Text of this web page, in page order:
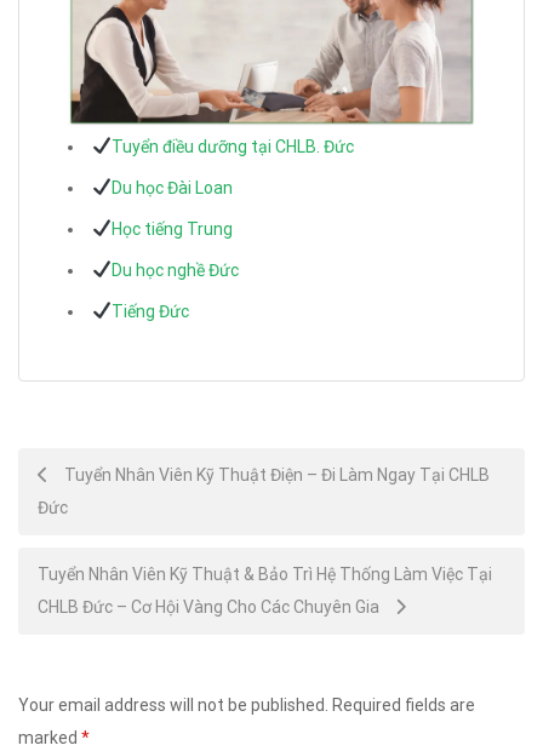
Tuyển điều dưỡng tại CHLB. Đức
Du học Đài Loan
Học tiếng Trung
Du học nghề Đức
Tiếng Đức
Post
navigation
Tuyển Nhân Viên Kỹ Thuật Điện – Đi Làm Ngay Tại CHLB
Đức
Tuyển Nhân Viên Kỹ Thuật & Bảo Trì Hệ Thống Làm Việc Tại
CHLB Đức – Cơ Hội Vàng Cho Các Chuyên Gia
Your email address will not be published. Required fields are
marked *